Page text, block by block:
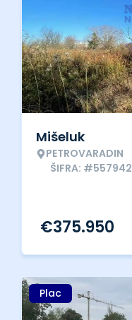
Mišeluk
PETROVARADIN
ŠIFRA: #557942
€375.950
Plac